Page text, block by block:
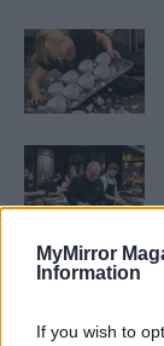
MyMirror
Information
If you wish to